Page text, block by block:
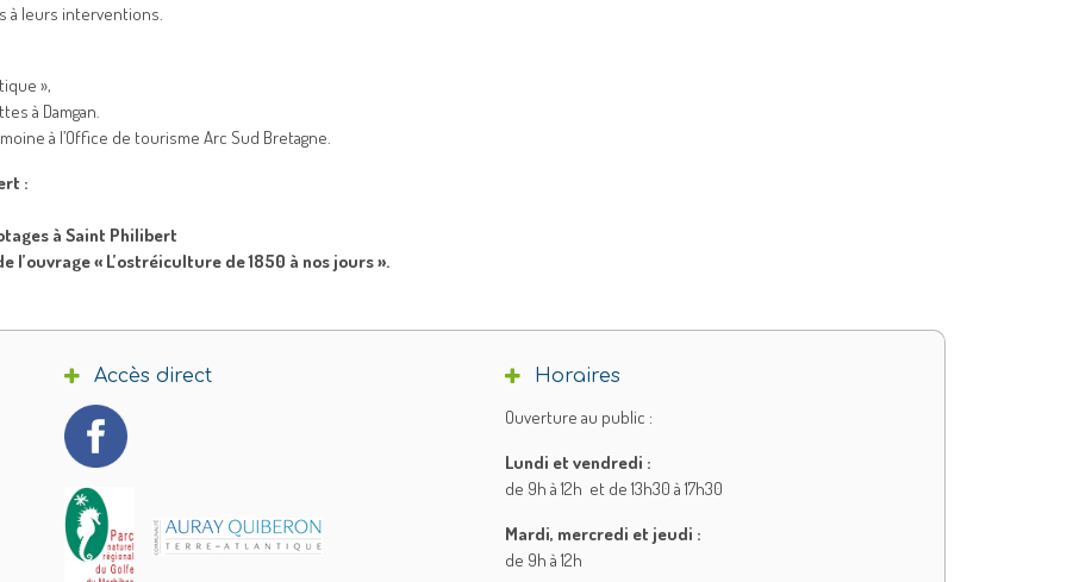
à leurs interventions.
»,
à Damgan.
à l’Office de tourisme Arc Sud Bretagne.
:
à Saint Philibert
« L’ostréiculture de 1850 à nos jours ».
Accès direct Horaires
Ouverture au public :
Lundi et vendredi :
de 9h à 12h et de 13h30 à 17h30
Mardi, mercredi et jeudi :
de 9h à 12h